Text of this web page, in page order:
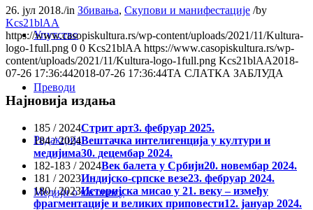
Упутство
Преводи
Редакција
Медији о часопису
26. јул 2018./in Збивања, Скупови и манифестације /by
Kcs21blAA
https://www.casopiskultura.rs/wp-content/uploads/2021/11/Kultura-
logo-1full.png 0 0 Kcs21blAA https://www.casopiskultura.rs/wp-
content/uploads/2021/11/Kultura-logo-1full.png Kcs21blAA2018-
07-26 17:36:442018-07-26 17:36:44ТА СЛАТКА ЗАБЛУДА
Најновија издања
185 / 2024Стрит арт3. фебруар 2025.
184 / 2024Вештачка интелигенција у култури и
медијима30. децембар 2024.
182-183 / 2024Век балета у Србији20. новембар 2024.
181 / 2023Индијско-српске везе23. фебруар 2024.
180 / 2023Историјска мисао у 21. веку – између
фрагментације и великих приповести12. јануар 2024.